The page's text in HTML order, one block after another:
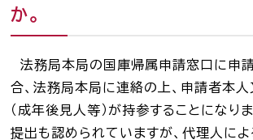
か。
法務局本局の国庫帰属申請窓口に申
合、法務局本局に連絡の上、申請者本
（成年後見人等）が持参することになり
提出も認められていますが、代理人に